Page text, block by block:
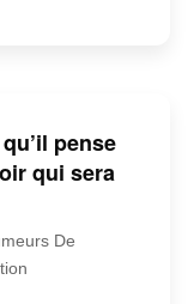
pense
qui sera
De